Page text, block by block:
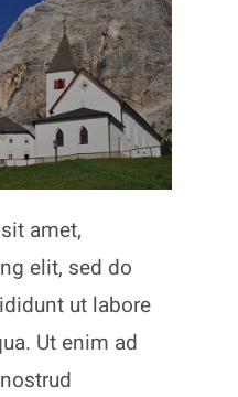
amet,
elit, sed do
ut labore
Ut enim ad